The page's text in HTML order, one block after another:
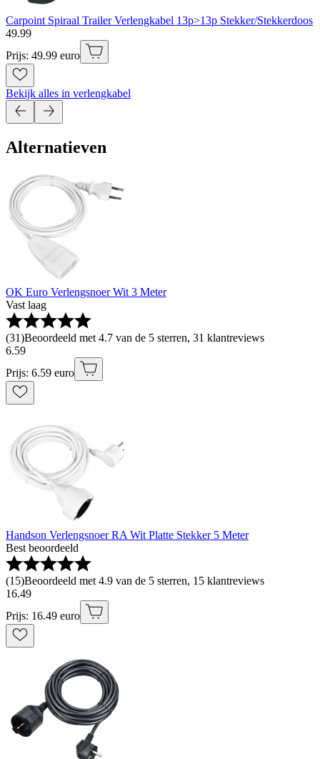
Carpoint Spiraal Trailer Verlengkabel 13p>13p Stekker/Stekkerdoos
49.99
Prijs: 49.99 euro
Bekijk alles in verlengkabel
Alternatieven
OK Euro Verlengsnoer Wit 3 Meter
Vast laag
(31)Beoordeeld met 4.7 van de 5 sterren, 31 klantreviews
6.59
Prijs: 6.59 euro
Handson Verlengsnoer RA Wit Platte Stekker 5 Meter
Best beoordeeld
(15)Beoordeeld met 4.9 van de 5 sterren, 15 klantreviews
16.49
Prijs: 16.49 euro